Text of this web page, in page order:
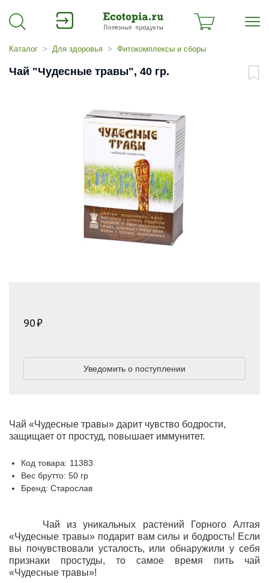
Каталог Для здоровья Фитокомплексы и сборы
Чай "Чудесные травы", 40 гр.
Чай «Чудесные травы» дарит чувство бодрости,
защищает от простуд, повышает иммунитет.
Код товара: 11383
Вес брутто: 50 гр
Бренд: Старослав
90
Уведомить о поступлении
Чай из уникальных растений Горного Алтая
«Чудесные травы» подарит вам силы и бодрость! Если
вы почувствовали усталость, или обнаружили у себя
признаки простуды, то самое время пить чай
«Чудесные травы»!